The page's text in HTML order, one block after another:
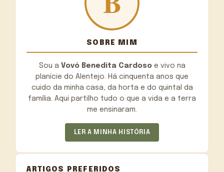
SOBRE MIM
Sou a Vovó Benedita Cardosoe vivo na
planície do Alentejo. Há cinquenta anos que
cuido da minha casa, da horta e do quintal da
família. Aqui partilho tudo o que a vida e a terra
me ensinaram.
LER A MINHA HISTÓRIA
ARTIGOS PREFERIDOS